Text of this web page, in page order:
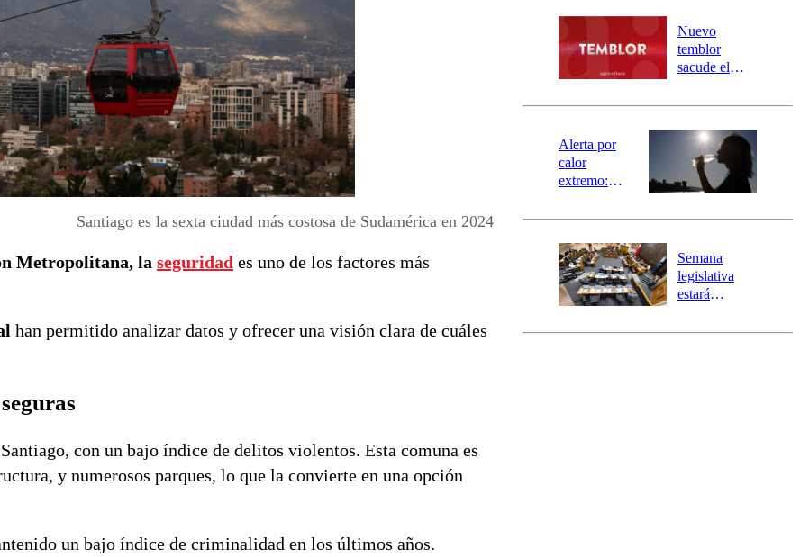
Santiago es la sexta ciudad más costosa de Sudamérica en 2024
Metropolitana, la seguridad es uno de los factores más
han permitido analizar datos y ofrecer una visión clara de cuáles
con un bajo índice de delitos violentos. Esta comuna es
y numerosos parques, lo que la convierte en una opción
un bajo índice de criminalidad en los últimos años.
río Damas:
activa
mensajería
SAE
Nuevo
temblor
sacude el
revisa la
epicentro
Alerta por
calor
extremo:
activa Alerta
Preventiva en
tres comunas
Semana
legislativa
estará
el fin de la